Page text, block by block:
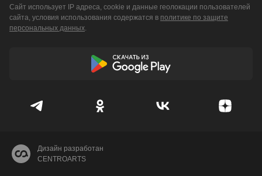
Сайт использует IP адреса, cookie и данные геолокации пользователей
сайта, условия использования содержатся в политике по защите
персональных данных.
Дизайн разработан
CENTROARTS